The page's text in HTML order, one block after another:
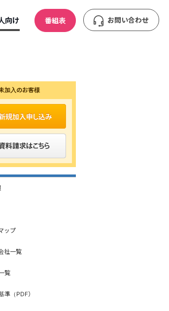
向け 番組表 お問い合わせ
加入のお客様
ップ
社一覧
覧
準（PDF）